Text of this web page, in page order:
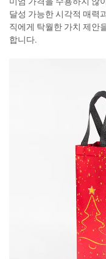
달성 가능한 시각적 매력
직에게 탁월한 가치 제안
합니다.